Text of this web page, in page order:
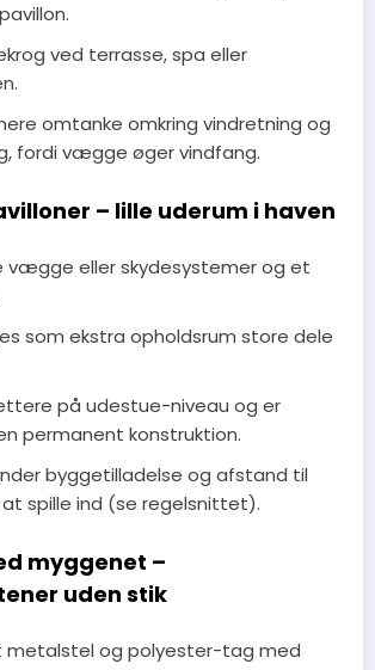
ved terrasse, spa eller
omtanke omkring vindretning og
fordi vægge øger vindfang.
– lille uderum i haven
vægge eller skydesystemer og et
som ekstra opholdsrum store dele
på udestue-niveau og er
permanent konstruktion.
byggetilladelse og afstand til
spille ind (se regelsnittet).
myggenet –
uden stik
metalstel og polyester-tag med